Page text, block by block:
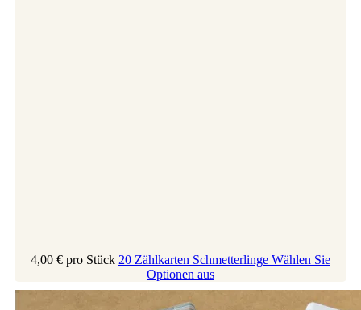
4,00 € pro Stück 20 Zählkarten Schmetterlinge Wählen Sie
Optionen aus